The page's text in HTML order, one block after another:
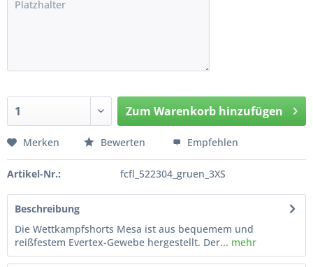
Zum Warenkorb hinzufügen
Hinzugefügt
Merken Bewerten Empfehlen
Artikel-Nr.: fcfl_522304_gruen_3XS
Beschreibung
Die Wettkampfshorts Mesa ist aus bequemem und
reißfestem Evertex-Gewebe hergestellt. Der... mehr